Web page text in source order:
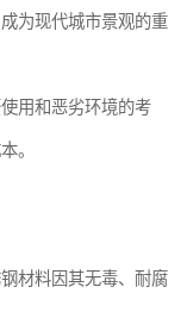
为现代城市景观的重
用和恶劣环境的考
。
材料因其无毒、耐腐